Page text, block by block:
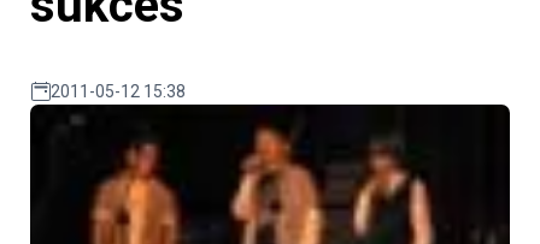
2011-05-12 15:38